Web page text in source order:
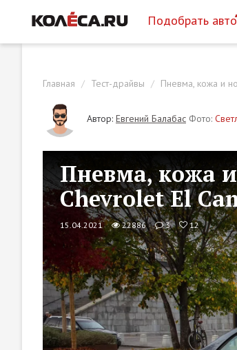
Подобрать авто
Главная Тест-драйвы Пневма, кожа и
Автор: Евгений Балабас Фото:
Пневма, кожа
Chevrolet El
15.04.2021 22886 3 12